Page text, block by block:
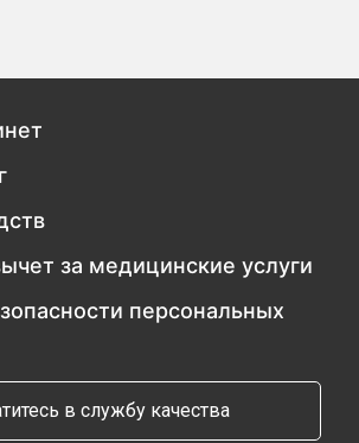
за медицинские услуги
персональных
в службу качества